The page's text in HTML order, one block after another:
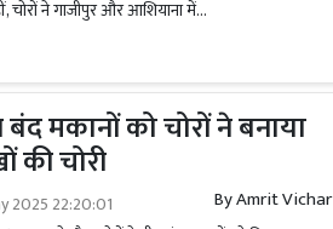
चोरों ने गाजीपुर और आशियाना में...
बंद मकानों को चोरों ने बनाया
की चोरी
2025 22:20:01 ByAmrit Vichar